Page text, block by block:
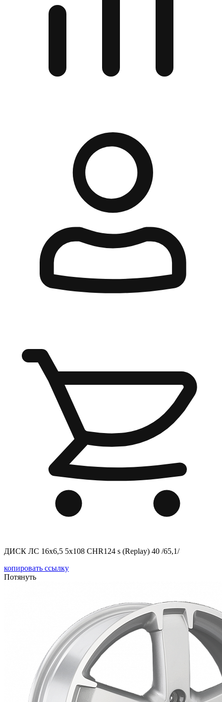
ДИСК ЛС 16x6,5 5x108 CHR124 s (Replay) 40 /65,1/
копировать ссылку
Потянуть